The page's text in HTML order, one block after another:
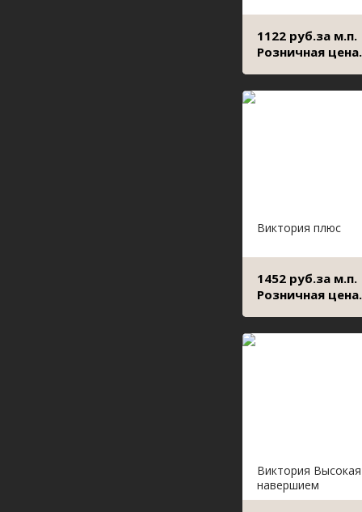
1122 руб.за м.п.
Розничная цена.
Виктория плюс
1452 руб.за м.п.
Розничная цена.
Виктория
навершием